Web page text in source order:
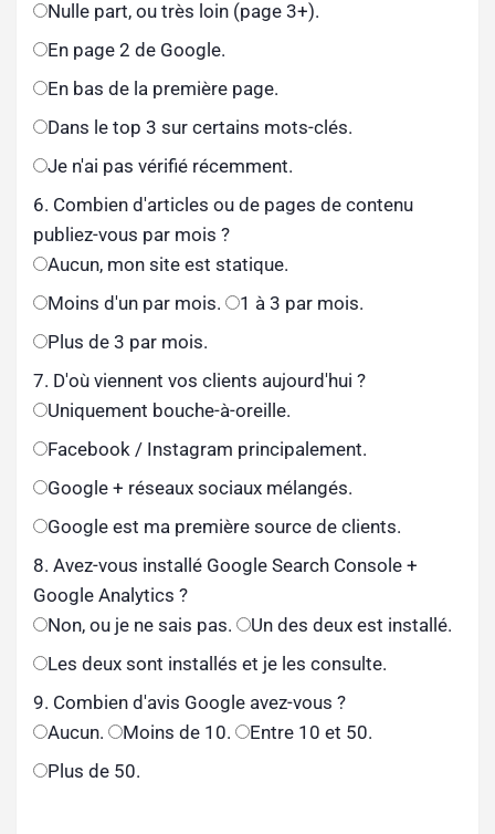
Nulle part, ou très loin (page 3+).
En page 2 de Google.
En bas de la première page.
Dans le top 3 sur certains mots-clés.
Je n'ai pas vérifié récemment.
6. Combien d'articles ou de pages de contenu
publiez-vous par mois ?
Aucun, mon site est statique.
Moins d'un par mois.
1 à 3 par mois.
Plus de 3 par mois.
7. D'où viennent vos clients aujourd'hui ?
Uniquement bouche-à-oreille.
Facebook / Instagram principalement.
Google + réseaux sociaux mélangés.
Google est ma première source de clients.
8. Avez-vous installé Google Search Console +
Google Analytics ?
Non, ou je ne sais pas.
Un des deux est installé.
Les deux sont installés et je les consulte.
9. Combien d'avis Google avez-vous ?
Aucun.
Moins de 10.
Entre 10 et 50.
Plus de 50.